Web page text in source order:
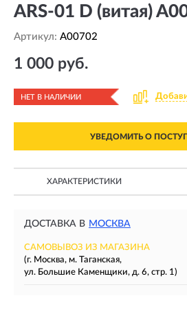
ARS-01 D (витая)
Артикул: A00702
1 000 руб.
НЕТ В НАЛИЧИИ
УВЕДОМИТЬ О
ХАРАКТЕРИСТИКИ
ДОСТАВКА В МОСКВА
САМОВЫВОЗ ИЗ МАГАЗИНА
(г. Москва, м. Таганская,
ул. Большие Каменщики, д. 6, стр. 1)